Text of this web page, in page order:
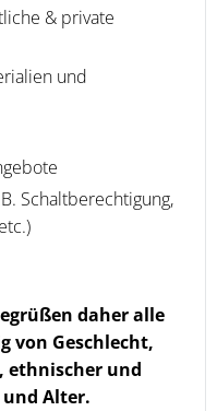
& private
und
Schaltberechtigung,
daher alle
von Geschlecht,
ethnischer und
Alter.